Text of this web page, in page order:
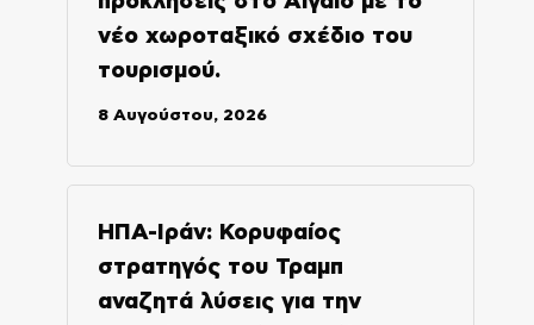
νέο χωροταξικό σχέδιο του
τουρισμού.
8 Αυγούστου, 2026
ΗΠΑ-Ιράν: Κορυφαίος
στρατηγός του Τραμπ
αναζητά λύσεις για την